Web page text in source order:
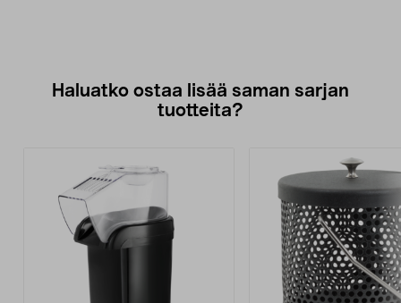
Haluatko ostaa lisää saman sarjan
tuotteita?